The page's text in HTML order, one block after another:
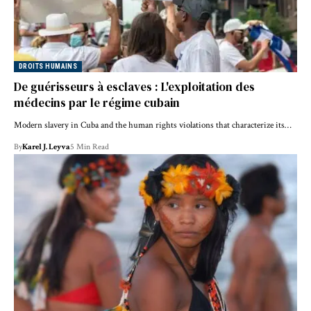
DROITS HUMAINS
De guérisseurs à esclaves : L'exploitation des
médecins par le régime cubain
Modern slavery in Cuba and the human rights violations that characterize its…
ByKarel J. Leyva5 Min Read